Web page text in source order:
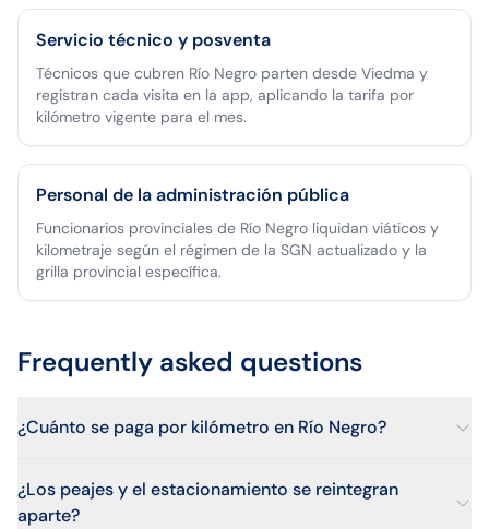
Servicio técnico y posventa
Técnicos que cubren Río Negro parten desde Viedma y
registran cada visita en la app, aplicando la tarifa por
kilómetro vigente para el mes.
Personal de la administración pública
Funcionarios provinciales de Río Negro liquidan viáticos y
kilometraje según el régimen de la SGN actualizado y la
grilla provincial específica.
Frequently asked questions
¿Cuánto se paga por kilómetro en Río Negro?
¿Los peajes y el estacionamiento se reintegran
aparte?